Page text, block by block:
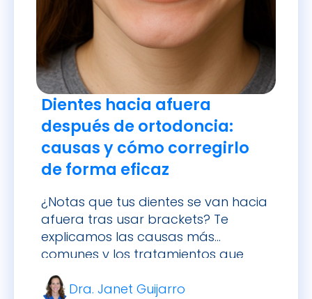
Dientes hacia afuera
después de ortodoncia:
causas y cómo corregirlo
de forma eficaz
¿Notas que tus dientes se van hacia
afuera tras usar brackets? Te
explicamos las causas más
comunes y los tratamientos que
realmente funcionan para
corregirlo.
Dra. Janet Guijarro